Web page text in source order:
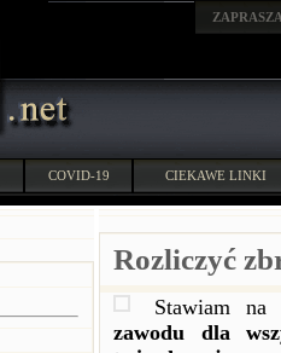
COVID-19 CIEKAWE LINKI
Rozliczyć
Stawiam
zawodu dla